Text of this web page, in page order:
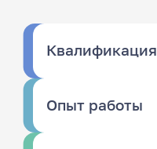
Квалификация
Опыт работы